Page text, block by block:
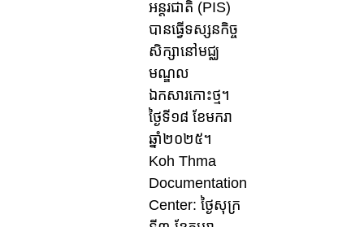
អន្តរជាតិ (PIS)
បានធ្វើទស្សនកិច្ច
សិក្សានៅមជ្ឈ
មណ្ឌល
ឯកសារកោះថ្ម។
ថ្ងៃទី១៨ ខែមករា
ឆ្នាំ២០២៥។
Koh Thma
Documentation
Center: ថ្ងៃសុក្រ